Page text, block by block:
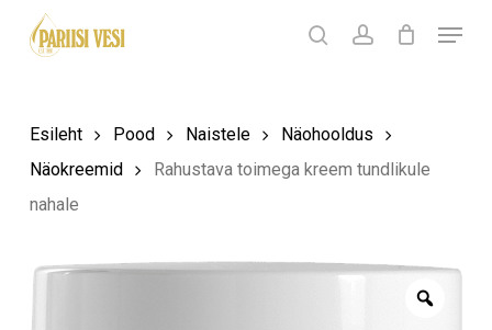
Products
search
searchaccount
Menu
Ostukorv
Esileht Pood Naistele
Näohooldus
Näokreemid
Rahustava toimega kreem tundlikule
nahale